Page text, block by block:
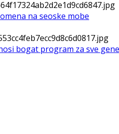
na seoske mobe
bogat program za sve